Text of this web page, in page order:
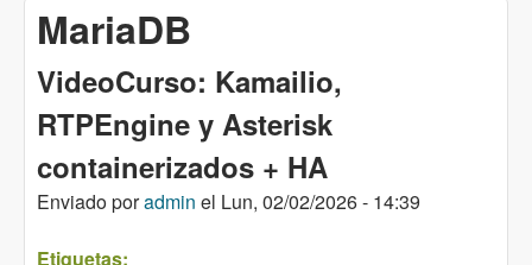
MariaDB
VideoCurso: Kamailio,
RTPEngine y Asterisk
containerizados + HA
Enviado poradmin el Lun, 02/02/2026 - 14:39
Etiquetas: